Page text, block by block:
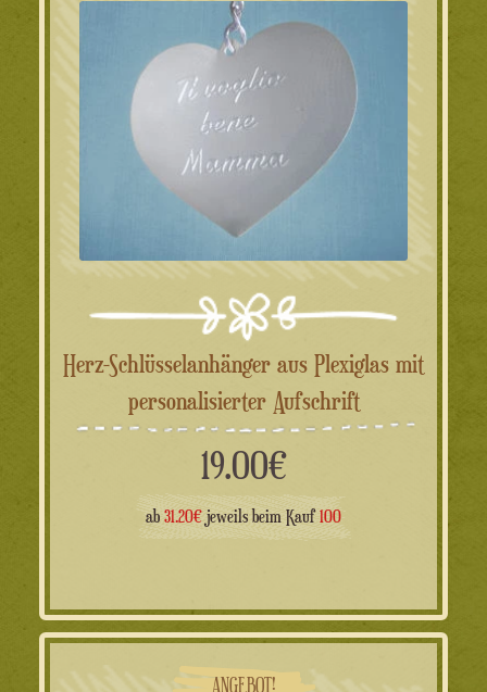
Herz-Schlüsselanhänger aus Plexiglas mit
personalisierter Aufschrift
19.00€
ab 31.20€ jeweils beim Kauf100
ANGEBOT!